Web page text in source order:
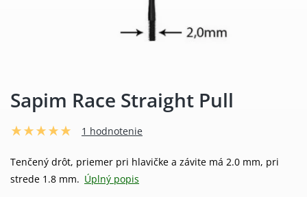
Sapim Race Straight Pull
1 hodnotenie
Tenčený drôt, priemer pri hlavičke a závite má 2.0 mm, pri
strede 1.8 mm. Úplný popis